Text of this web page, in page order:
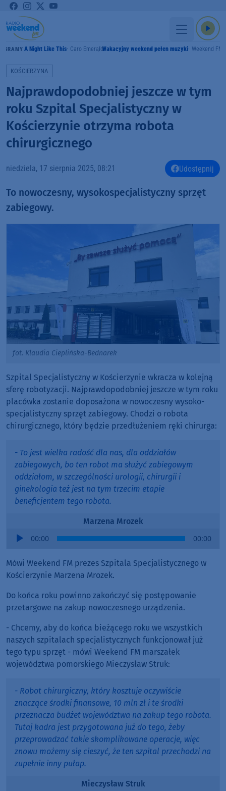
GRAMY A Night Like This Caro EmeraldWakacyjny weekend pełen muzyki Weekend FM
KOŚCIERZYNA
Najprawdopodobniej jeszcze w tym
roku Szpital Specjalistyczny w
Kościerzynie otrzyma robota
chirurgicznego
niedziela, 17 sierpnia 2025, 08:21 Udostępnij
To nowoczesny, wysokospecjalistyczny sprzęt
zabiegowy.
fot. Klaudia Cieplińska-Bednarek
Szpital Specjalistyczny w Kościerzynie wkracza w kolejną
sferę robotyzacji. Najprawdopodobniej jeszcze w tym roku
placówka zostanie doposażona w nowoczesny wysoko-
specjalistyczny sprzęt zabiegowy. Chodzi o robota
chirurgicznego, który będzie przedłużeniem ręki chirurga:
- To jest wielka radość dla nas, dla oddziałów
zabiegowych, bo ten robot ma służyć zabiegowym
oddziałom, w szczególności urologii, chirurgii i
ginekologia też jest na tym trzecim etapie
beneficjentem tego robota.
Marzena Mrozek
Audio
00:00 00:00
Mówi Weekend FM prezes Szpitala Specjalistycznego w
Kościerzynie Marzena Mrozek.
Do końca roku powinno zakończyć się postępowanie
przetargowe na zakup nowoczesnego urządzenia.
- Chcemy, aby do końca bieżącego roku we wszystkich
naszych szpitalach specjalistycznych funkcjonował już
tego typu sprzęt - mówi Weekend FM marszałek
województwa pomorskiego Mieczysław Struk:
- Robot chirurgiczny, który kosztuje oczywiście
znaczące środki finansowe, 10 mln zł i te środki
przeznacza budżet województwa na zakup tego robota.
Tutaj kadra jest przygotowana już do tego, żeby
przeprowadzać takie skomplikowane operacje, więc
znowu możemy się cieszyć, że ten szpital przechodzi na
zupełnie inny pułap.
Mieczysław Struk